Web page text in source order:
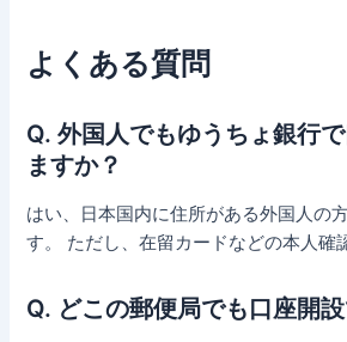
よくある質問
Q. 外国人でもゆうちょ銀行
ますか？
はい、日本国内に住所がある外国人の
す。 ただし、在留カードなどの本人確
Q. どこの郵便局でも口座開